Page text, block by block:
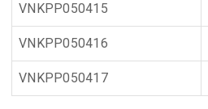
VNKPP050415
VNKPP050416
VNKPP050417